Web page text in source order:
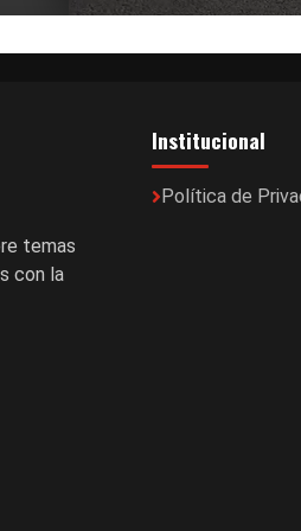
temas
con la
Institucional
Política de